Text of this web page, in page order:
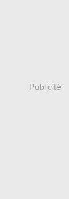
Publicité